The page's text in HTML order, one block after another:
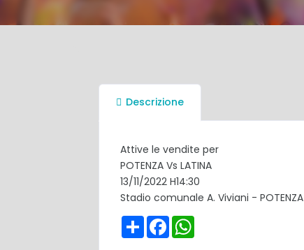
Descrizione
Attive le vendite per
POTENZA Vs LATINA
13/11/2022 H14:30
Stadio comunale A. Viviani - POTENZA
Share Facebook